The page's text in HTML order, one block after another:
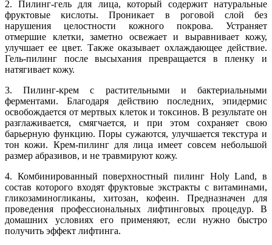
2. Пилинг-гель для лица, который содержит натуральные
фруктовые кислоты. Проникает в роговой слой без
нарушения целостности кожного покрова. Устраняет
отмершие клетки, заметно освежает и выравнивает кожу,
улучшает ее цвет. Также оказывает охлаждающее действие.
Гель-пилинг после высыхания превращается в пленку и
натягивает кожу.
3. Пилинг-крем с растительными и бактериальными
ферментами. Благодаря действию последних, эпидермис
освобождается от мертвых клеток и токсинов. В результате он
разглаживается, смягчается, и при этом сохраняет свою
барьерную функцию. Поры сужаются, улучшается текстура и
тон кожи. Крем-пилинг для лица имеет совсем небольшой
размер абразивов, и не травмируют кожу.
4. Комбинированный поверхностный пилинг Holy Land, в
состав которого входят фруктовые экстракты с витаминами,
гликозаминогликаны, хитозан, кофеин. Предназначен для
проведения профессиональных лифтинговых процедур. В
домашних условиях его применяют, если нужно быстро
получить эффект лифтинга.